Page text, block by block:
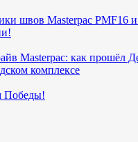
швов Masterpac PMF16
Masterpac: как прошёл
комплексе
Победы!